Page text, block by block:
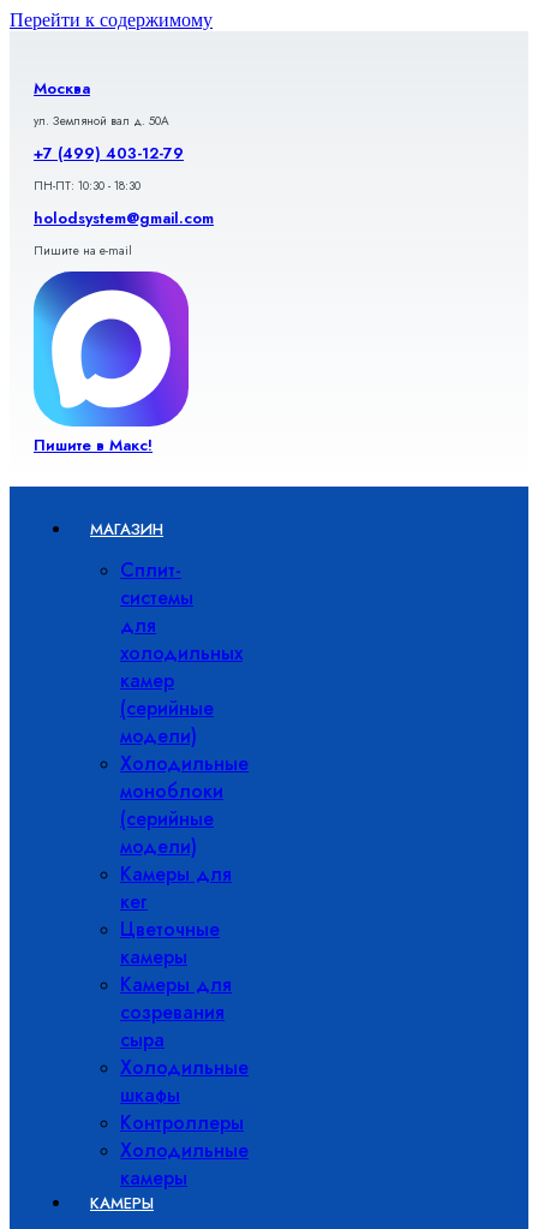
Перейти к содержимому
Москва
ул. Земляной вал д. 50А
+7 (499) 403-12-79
ПН-ПТ: 10:30 - 18:30
holodsystem@gmail.com
Пишите на e-mail
Пишите в Макс!
МАГАЗИН
Сплит-
системы
для
холодильных
камер
(серийные
модели)
Холодильные
моноблоки
(серийные
модели)
Камеры для
кег
Цветочные
камеры
Камеры для
созревания
сыра
Холодильные
шкафы
Контроллеры
Холодильные
камеры
КАМЕРЫ